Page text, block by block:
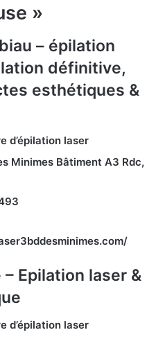
»
– épilation
définitive,
esthétiques &
d’épilation laser
Minimes Bâtiment A3 Rdc,
Epilation laser &
d’épilation laser